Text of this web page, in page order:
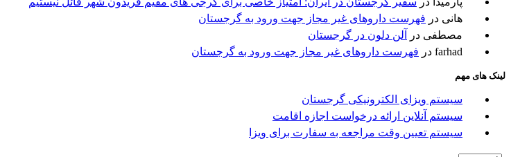
هانی در فهرست داروهای غیر مجاز جهت ورود به گرجستان
مصطفی در
آلن دلون در گرجستان
farhad در فهرست داروهای غیر مجاز جهت ورود به گرجستان
لینک های مهم
سیستم ویزای الکترونیکی گرجستان
سیستم آنلاین ارائه درخواست اجازه اقامت
سیستم تعیین وقت مراجعه به سفارت برای ویزا